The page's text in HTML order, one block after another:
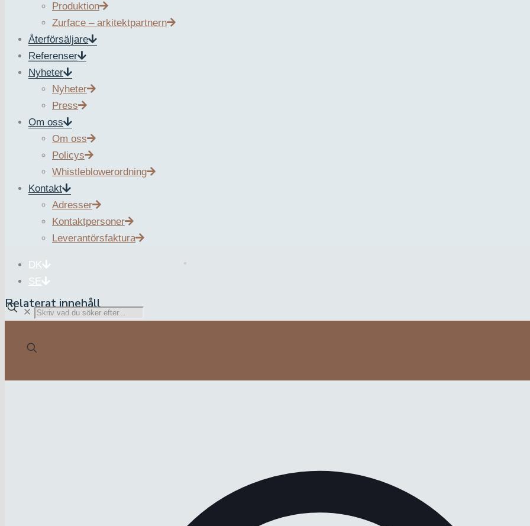
Produktion
Zurface – arkitektpartnern
Återförsäljare
Referenser
Nyheter
Nyheter
Press
Om oss
Om oss
Policys
Whistleblowerordning
Kontakt
Adresser
Kontaktpersoner
Leverantörsfaktura
DK
SE
✕
Material
Alta
Castro Daire
Grå Bohus – Tossene
Se fler bilder
Sturegallerian – Mitt i Stockholms kärna för mode-, krog- och nattlivscen har Zurface levererat både Altaskiffer,
färgtoner och texturer bidrar med en kontrast till varandra och en elegant estetik till stadsmiljön på Grev Turegatan
Relaterat innehåll